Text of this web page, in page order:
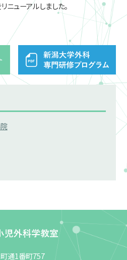
ニューアルしました。
通1番町757